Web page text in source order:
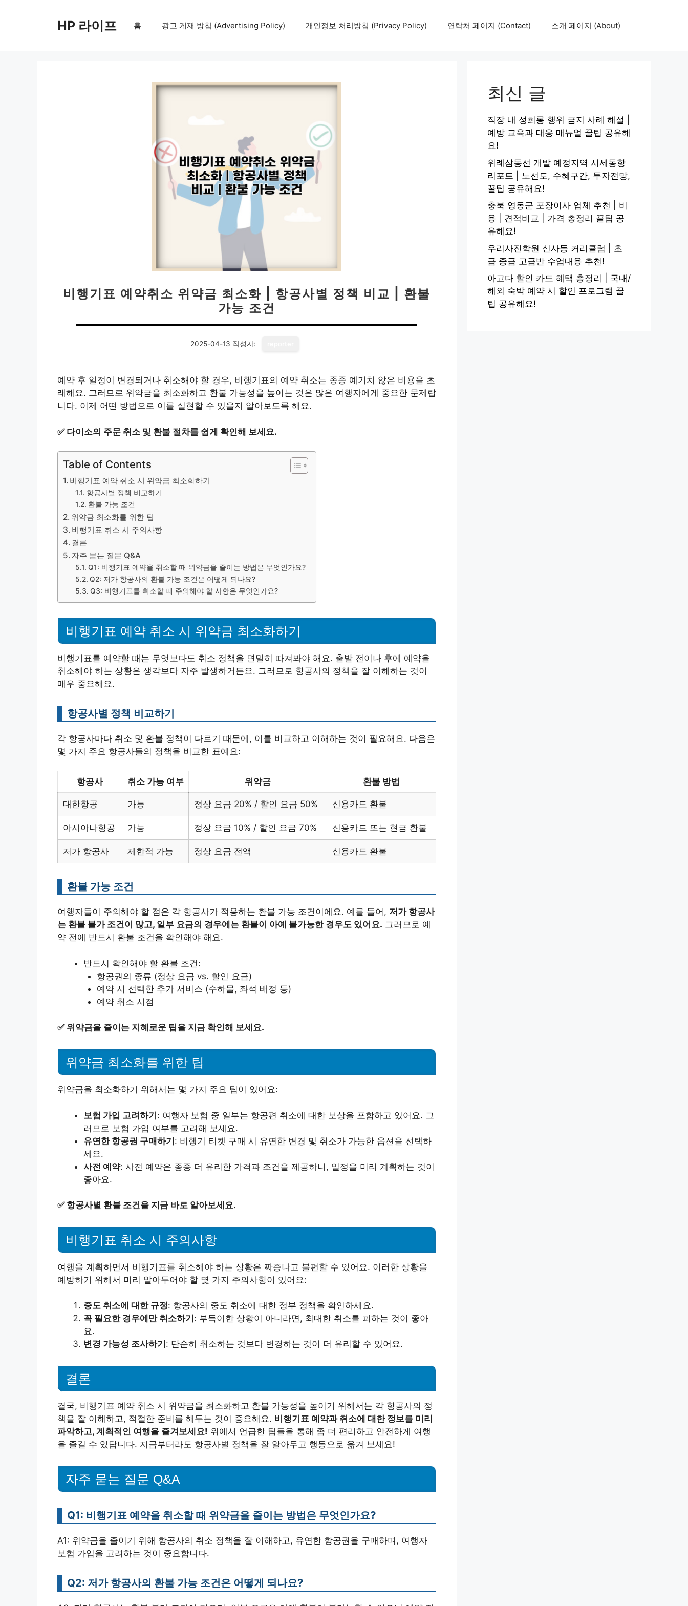
HP 라이프 홈 광고 게재 방침 (Advertising Policy) 개인정보 처리방침 (Privacy Policy) 연락처 페이지 (Contact) 소개 페이지 (About)
비행기표 예약취소 위약금 최소화 | 항공사별 정책 비교 | 환불
가능 조건
2025-04-13 작성자:
예약 후 일정이 변경되거나 취소해야 할 경우, 비행기표의 예약 취소는 종종 예기치 않은 비용을 초
래해요. 그러므로 위약금을 최소화하고 환불 가능성을 높이는 것은 많은 여행자에게 중요한 문제랍
니다. 이제 어떤 방법으로 이를 실현할 수 있을지 알아보도록 해요.
✅ 다이소의 주문 취소 및 환불 절차를 쉽게 확인해 보세요.
Table of Contents
비행기표 예약 취소 시 위약금 최소화하기
항공사별 정책 비교하기
환불 가능 조건
위약금 최소화를 위한 팁
비행기표 취소 시 주의사항
결론
자주 묻는 질문 Q&A
Q1: 비행기표 예약을 취소할 때 위약금을 줄이는 방법은 무엇인가요?
Q2: 저가 항공사의 환불 가능 조건은 어떻게 되나요?
Q3: 비행기표를 취소할 때 주의해야 할 사항은 무엇인가요?
비행기표 예약 취소 시 위약금 최소화하기
비행기표를 예약할 때는 무엇보다도 취소 정책을 면밀히 따져봐야 해요. 출발 전이나 후에 예약을
취소해야 하는 상황은 생각보다 자주 발생하거든요. 그러므로 항공사의 정책을 잘 이해하는 것이
매우 중요해요.
항공사별 정책 비교하기
각 항공사마다 취소 및 환불 정책이 다르기 때문에, 이를 비교하고 이해하는 것이 필요해요. 다음은
몇 가지 주요 항공사들의 정책을 비교한 표예요:
항공사 취소 가능 여부 위약금 환불 방법
대한항공 가능 정상 요금 20% / 할인 요금 50% 신용카드 환불
아시아나항공 가능 정상 요금 10% / 할인 요금 70% 신용카드 또는 현금 환불
저가 항공사 제한적 가능 정상 요금 전액 신용카드 환불
환불 가능 조건
여행자들이 주의해야 할 점은 각 항공사가 적용하는 환불 가능 조건이에요. 예를 들어, 저가 항공사
는 환불 불가 조건이 많고, 일부 요금의 경우에는 환불이 아예 불가능한 경우도 있어요. 그러므로 예
약 전에 반드시 환불 조건을 확인해야 해요.
반드시 확인해야 할 환불 조건:
항공권의 종류 (정상 요금 vs. 할인 요금)
예약 시 선택한 추가 서비스 (수하물, 좌석 배정 등)
예약 취소 시점
✅ 위약금을 줄이는 지혜로운 팁을 지금 확인해 보세요.
위약금 최소화를 위한 팁
위약금을 최소화하기 위해서는 몇 가지 주요 팁이 있어요:
보험 가입 고려하기: 여행자 보험 중 일부는 항공편 취소에 대한 보상을 포함하고 있어요. 그
러므로 보험 가입 여부를 고려해 보세요.
유연한 항공권 구매하기: 비행기 티켓 구매 시 유연한 변경 및 취소가 가능한 옵션을 선택하
세요.
사전 예약: 사전 예약은 종종 더 유리한 가격과 조건을 제공하니, 일정을 미리 계획하는 것이
좋아요.
✅ 항공사별 환불 조건을 지금 바로 알아보세요.
비행기표 취소 시 주의사항
여행을 계획하면서 비행기표를 취소해야 하는 상황은 짜증나고 불편할 수 있어요. 이러한 상황을
예방하기 위해서 미리 알아두어야 할 몇 가지 주의사항이 있어요:
중도 취소에 대한 규정: 항공사의 중도 취소에 대한 정부 정책을 확인하세요.
꼭 필요한 경우에만 취소하기 : 부득이한 상황이 아니라면, 최대한 취소를 피하는 것이 좋아
요.
변경 가능성 조사하기 : 단순히 취소하는 것보다 변경하는 것이 더 유리할 수 있어요.
결론
결국, 비행기표 예약 취소 시 위약금을 최소화하고 환불 가능성을 높이기 위해서는 각 항공사의 정
책을 잘 이해하고, 적절한 준비를 해두는 것이 중요해요. 비행기표 예약과 취소에 대한 정보를 미리
파악하고, 계획적인 여행을 즐겨보세요! 위에서 언급한 팁들을 통해 좀 더 편리하고 안전하게 여행
을 즐길 수 있답니다. 지금부터라도 항공사별 정책을 잘 알아두고 행동으로 옮겨 보세요!
자주 묻는 질문 Q&A
Q1: 비행기표 예약을 취소할 때 위약금을 줄이는 방법은 무엇인가요?
A1: 위약금을 줄이기 위해 항공사의 취소 정책을 잘 이해하고, 유연한 항공권을 구매하며, 여행자
보험 가입을 고려하는 것이 중요합니다.
Q2: 저가 항공사의 환불 가능 조건은 어떻게 되나요?
최신 글
직장 내 성희롱 행위 금지 사례 해설 |
예방 교육과 대응 매뉴얼 꿀팁 공유해
요!
위례삼동선 개발 예정지역 시세동향
리포트 | 노선도, 수혜구간, 투자전망,
꿀팁 공유해요!
충북 영동군 포장이사 업체 추천 | 비
용 | 견적비교 | 가격 총정리 꿀팁 공
유해요!
우리사진학원 신사동 커리큘럼 | 초
급 중급 고급반 수업내용 추천!
아고다 할인 카드 혜택 총정리 | 국내/
해외 숙박 예약 시 할인 프로그램 꿀
팁 공유해요!